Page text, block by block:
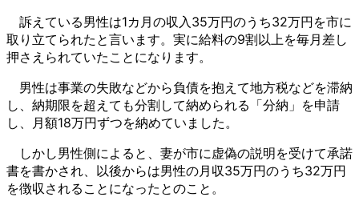
訴えている男性は1カ月の収入35万円のうち32万円を市に
取り立てられたと言います。実に給料の9割以上を毎月差し
押さえられていたことになります。
男性は事業の失敗などから負債を抱えて地方税などを滞納
し、納期限を超えても分割して納められる「分納」を申請
し、月額18万円ずつを納めていました。
しかし男性側によると、妻が市に虚偽の説明を受けて承諾
書を書かされ、以後からは男性の月収35万円のうち32万円
を徴収されることになったとのこと。